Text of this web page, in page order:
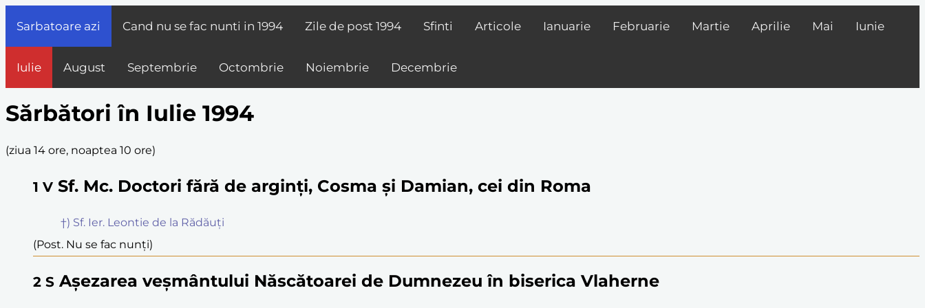
Sarbatoare azi Cand nu se fac nunti in 1994 Zile de post 1994 Sfinti Articole Ianuarie Februarie Martie Aprilie Mai Iunie
Iulie August Septembrie Octombrie Noiembrie Decembrie
Sărbători în Iulie 1994
(ziua 14 ore, noaptea 10 ore)
1 V Sf. Mc. Doctori fără de arginți, Cosma și Damian, cei din Roma
†) Sf. Ier. Leontie de la Rădăuți
(Post. Nu se fac nunți)
2 S Așezarea veșmântului Născătoarei de Dumnezeu în biserica Vlaherne